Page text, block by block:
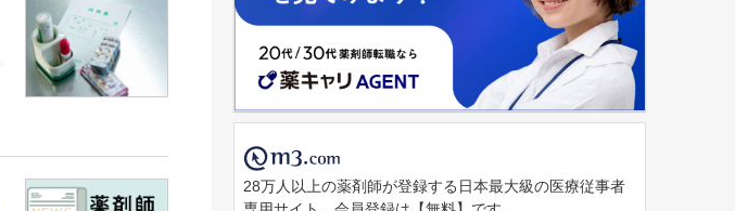
28万人以上の薬剤師が登録する日本最大級の医療従事者